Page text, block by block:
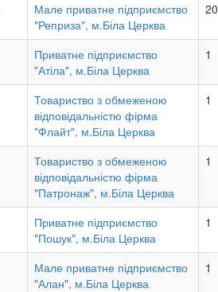
Мале приватне підприємство
"Реприза", м.Біла Церква
20
Приватне підприємство
"Атіла", м.Біла Церква
1
Товариство з обмеженою
відповідальністю фірма
"Флайт", м.Біла Церква
1
Товариство з обмеженою
відповідальністю фірма
"Патронаж", м.Біла Церква
1
Приватне підприємство
"Пошук", м.Біла Церква
1
Мале приватне підприємство
"Алан", м.Біла Церква
1